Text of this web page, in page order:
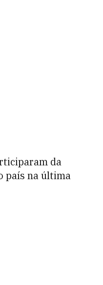
da
país na última